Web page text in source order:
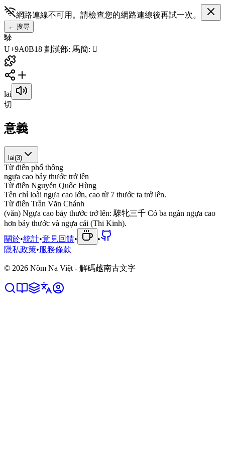
網路連線不可用。請檢查您的網路連線後再試一次。
← 搜尋
騋
U+9A0B18 劃漢部: 馬簡: 𱅕
lai
切
意義
lai(3)
Từ điển phổ thông
ngựa cao bảy thước trở lên
Từ điển Nguyễn Quốc Hùng
Tên chỉ loài ngựa cao lớn, cao từ 7 thước ta trở lên.
Từ điển Trần Văn Chánh
(văn) Ngựa cao bảy thước trở lên: 騋牝三千 Có ba ngàn ngựa cao
hơn bảy thước và ngựa cái (Thi Kinh).
關於•統計•意見回饋•
•
隱私政策•服務條款
© 2026 Nôm Na Việt - 解碼越南古文字